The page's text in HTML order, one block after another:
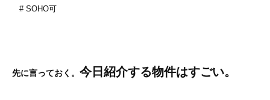
SOHO可
先に言っておく。 今日紹介する物件はすごい。